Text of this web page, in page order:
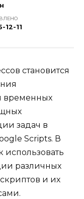
12-11
становится
временных
задач в
Scripts. В
использовать
различных
и их